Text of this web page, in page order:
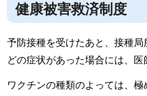
健康被害救済制度
予防接種を受けたあと、接種
どの症状があった場合には、医
ワクチンの種類のよっては、